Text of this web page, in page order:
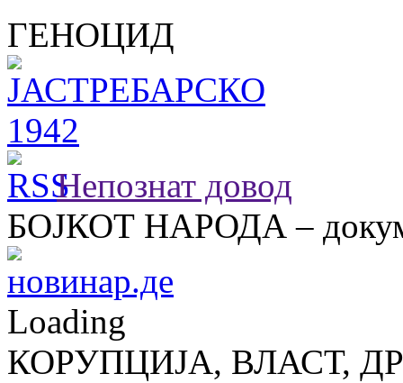
ГЕНОЦИД
Непознат довод
БОЈКОТ НАРОДА –
Loading
КОРУПЦИЈА, ВЛАСТ,